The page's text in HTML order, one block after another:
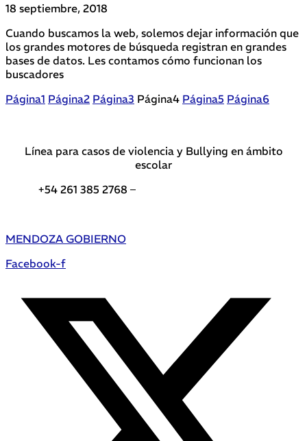
18 septiembre, 2018
Cuando buscamos la web, solemos dejar información que
los grandes motores de búsqueda registran en grandes
bases de datos. Les contamos cómo funcionan los
buscadores
Página1 Página2 Página3 Página4 Página5 Página6
Línea para casos de violencia y Bullying en ámbito
escolar
+54 261 385 2768 –
MENDOZA GOBIERNO
Facebook-f